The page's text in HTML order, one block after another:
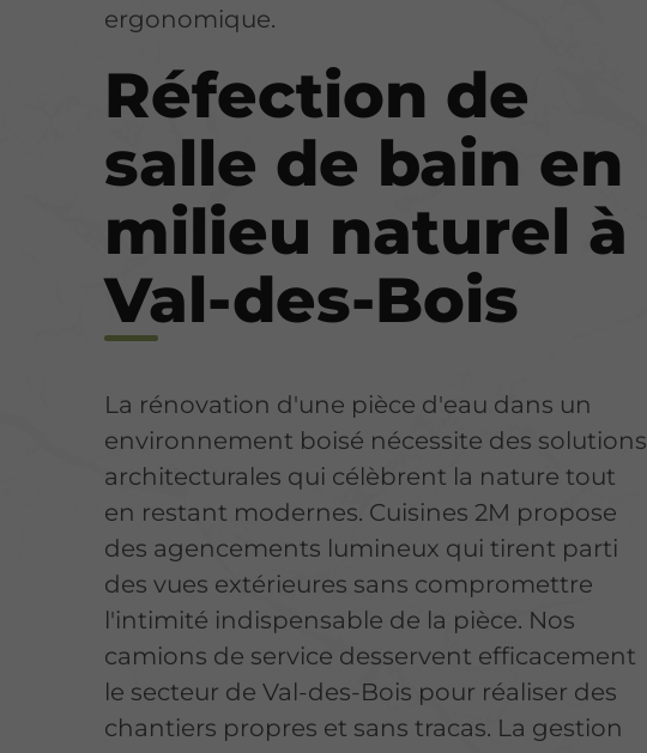
ergonomique.
Réfection de
salle de bain en
milieu naturel à
Val-des-Bois
La rénovation d'une pièce d'eau dans un
environnement boisé nécessite des solutions
architecturales qui célèbrent la nature tout
en restant modernes. Cuisines 2M propose
des agencements lumineux qui tirent parti
des vues extérieures sans compromettre
l'intimité indispensable de la pièce. Nos
camions de service desservent efficacement
le secteur de Val-des-Bois pour réaliser des
chantiers propres et sans tracas. La gestion